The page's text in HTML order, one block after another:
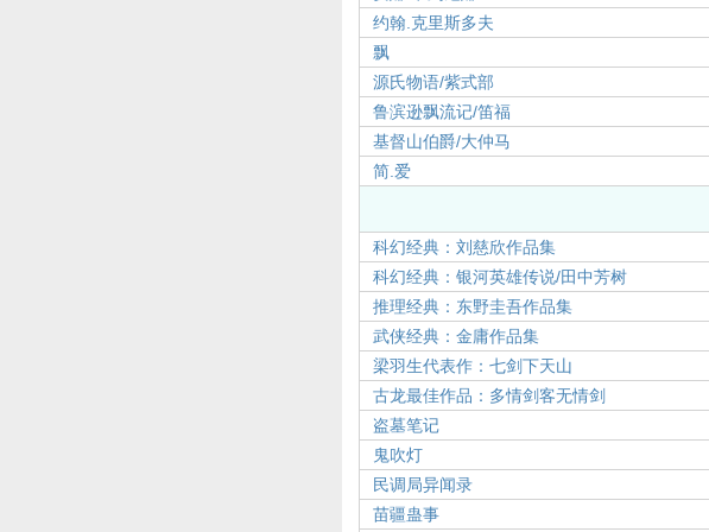
约翰.克里斯多夫
飘
源氏物语/紫式部
鲁滨逊飘流记/笛福
基督山伯爵/大仲马
简.爱
科幻经典：刘慈欣作品集
科幻经典：银河英雄传说/田中芳树
推理经典：东野圭吾作品集
武侠经典：金庸作品集
梁羽生代表作：七剑下天山
古龙最佳作品：多情剑客无情剑
盗墓笔记
鬼吹灯
民调局异闻录
苗疆蛊事